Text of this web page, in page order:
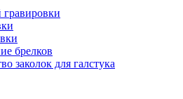
гравировки
брелков
заколок для галстука